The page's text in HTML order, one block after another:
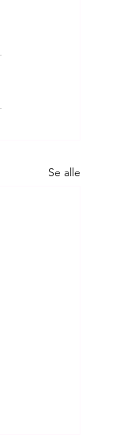
Se alle